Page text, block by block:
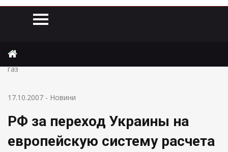
РФ за переход Украины на европейскую систему расчета за
газ
17.10.2007 - Новини
РФ за переход Украины на
европейскую систему расчета